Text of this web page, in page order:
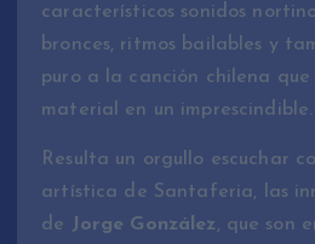
característicos sonidos
bronces, ritmos bailables y
puro a la canción chilena
material en un imprescindible.
Resulta un orgullo escuchar
artística de Santaferia, las
de Jorge González, que son